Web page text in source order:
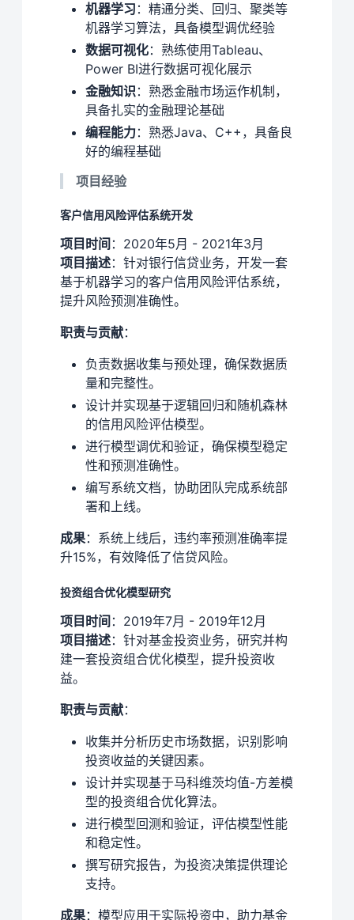
机器学习 ：精通分类、回归、聚类等
机器学习算法，具备模型调优经验
数据可视化：熟练使用Tableau、
Power BI进行数据可视化展示
金融知识：熟悉金融市场运作机制，
具备扎实的金融理论基础
编程能力：熟悉Java、C++，具备良
好的编程基础
项目经验
客户信用风险评估系统开发
项目时间 ：2020年5月 - 2021年3月
项目描述：针对银行信贷业务，开发一套
基于机器学习的客户信用风险评估系统，
提升风险预测准确性。
职责与贡献：
负责数据收集与预处理，确保数据质
量和完整性。
设计并实现基于逻辑回归和随机森林
的信用风险评估模型。
进行模型调优和验证，确保模型稳定
性和预测准确性。
编写系统文档，协助团队完成系统部
署和上线。
成果：系统上线后，违约率预测准确率提
升15%，有效降低了信贷风险。
投资组合优化模型研究
项目时间 ：2019年7月 - 2019年12月
项目描述：针对基金投资业务，研究并构
建一套投资组合优化模型，提升投资收
益。
职责与贡献：
收集并分析历史市场数据，识别影响
投资收益的关键因素。
设计并实现基于马科维茨均值-方差模
型的投资组合优化算法。
进行模型回测和验证，评估模型性能
和稳定性。
撰写研究报告，为投资决策提供理论
支持。
成果：模型应用于实际投资中，助力基金